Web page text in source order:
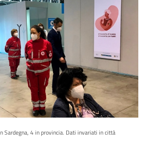
Sardegna, 4 in provincia. Dati invariati in città